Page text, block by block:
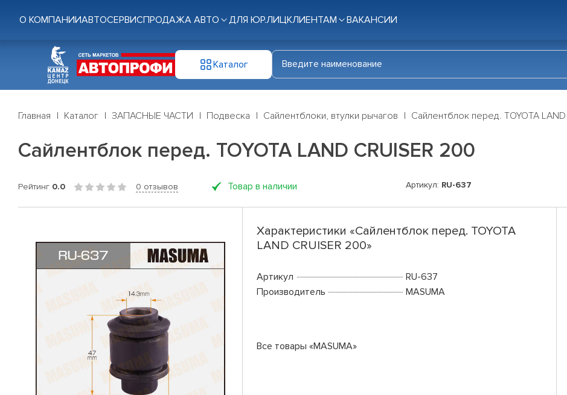
О КОМПАНИИАВТОСЕРВИСПРОДАЖА АВТО ДЛЯ ЮР.ЛИЦКЛИЕНТАМ ВАКАНСИИ
Каталог
Главная Каталог ЗАПАСНЫЕ ЧАСТИ Подвеска Сайлентблоки, втулки рычагов Сайлентблок перед. TOYOTA LAND
Сайлентблок перед. TOYOTA LAND CRUISER 200
Рейтинг 0.0 0 отзывов Товар в наличии Артикул: RU-637
Характеристики «Сайлентблок перед. TOYOTA
LAND CRUISER 200»
Артикул
RU-637
Производитель
MASUMA
Все товары «MASUMA»